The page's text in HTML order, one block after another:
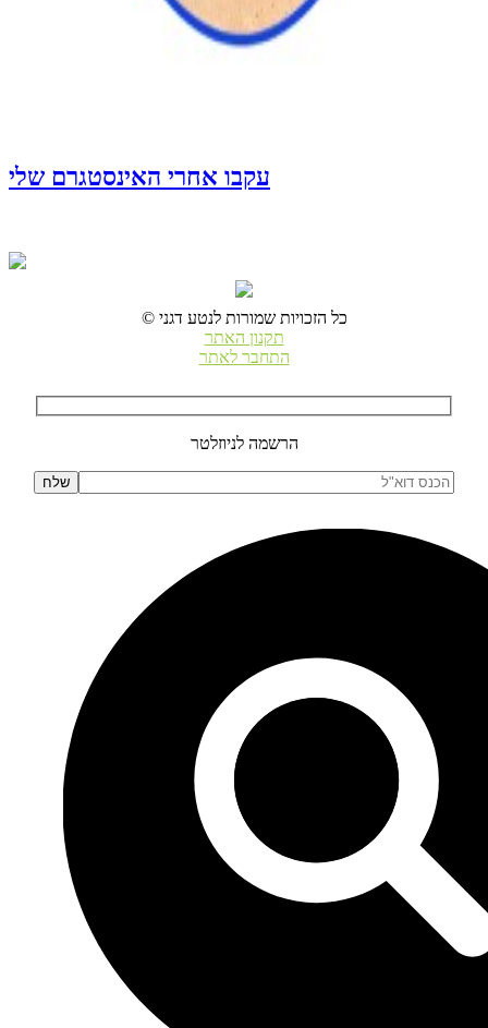
עקבו אחרי האינסטגרם שלי
© כל הזכויות שמורות לנטע דגני
תקנון האתר
התחבר לאתר
הרשמה לניוזלטר